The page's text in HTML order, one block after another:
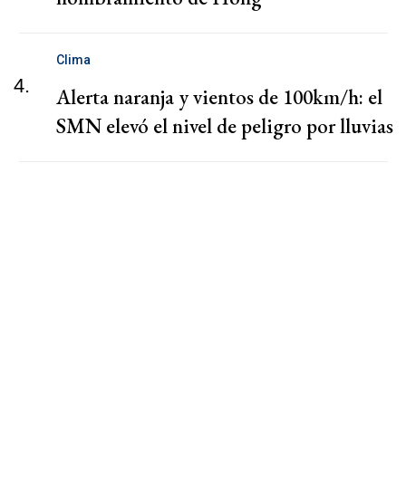
4.
Clima
Alerta naranja y vientos de 100km/h: el
SMN elevó el nivel de peligro por lluvias